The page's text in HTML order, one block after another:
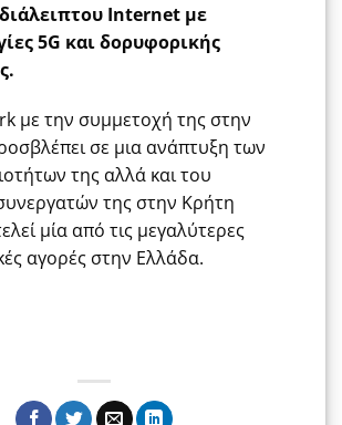
Internet με
5G και δορυφορικής
με την συμμετοχή της στην
σε μια ανάπτυξη των
της αλλά και του
της στην Κρήτη
μία από τις μεγαλύτερες
αγορές στην Ελλάδα.